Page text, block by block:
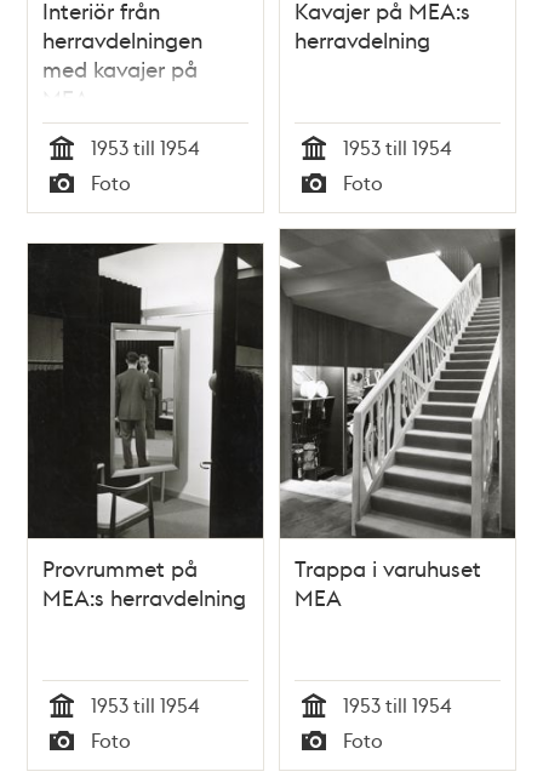
Interiör från
herravdelningen
med kavajer på
MEA
Tid
1953 till 1954
Typ
Foto
Kavajer på MEA:s
herravdelning
Tid
1953 till 1954
Typ
Foto
Provrummet på
MEA:s herravdelning
Tid
1953 till 1954
Typ
Foto
Trappa i varuhuset
MEA
Tid
1953 till 1954
Typ
Foto